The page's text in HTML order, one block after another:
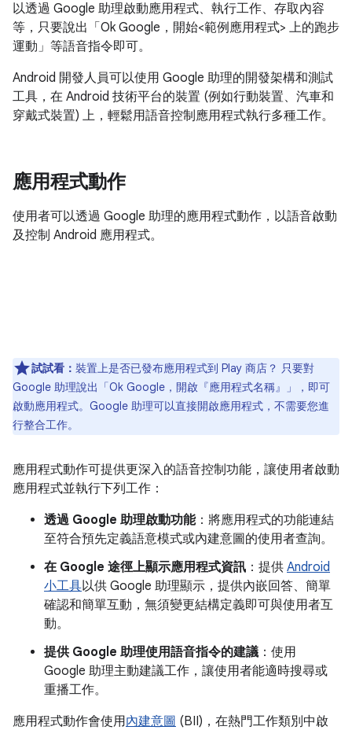
以透過 Google 助理啟動應用程式、執行工作、存取內容
等，只要說出「Ok Google，開始<範例應用程式> 上的跑步
運動」 等語音指令即可。
Android 開發人員可以使用 Google 助理的開發架構和測試
工具，在 Android 技術平台的裝置 (例如行動裝置、汽車和
穿戴式裝置) 上，輕鬆用語音控制應用程式執行多種工作。
應用程式動作
使用者可以透過 Google 助理的應用程式動作，以語音啟動
及控制 Android 應用程式。
試試看： 裝置上是否已發布應用程式到 Play 商店？ 只要對
Google 助理說出「Ok Google，開啟『應用程式名稱』」
，即可
啟動應用程式。Google 助理可以直接開啟應用程式，不需要您進
行整合工作。
應用程式動作可提供更深入的語音控制功能，讓使用者啟動
應用程式並執行下列工作：
透過 Google 助理啟動功能：將應用程式的功能連結
至符合預先定義語意模式或內建意圖的使用者查詢。
在 Google 途徑上顯示應用程式資訊 ：提供 Android
小工具以供 Google 助理顯示，提供內嵌回答、簡單
確認和簡單互動，無須變更結構定義即可與使用者互
動。
提供 Google 助理使用語音指令的建議 ：使用
Google 助理主動建議工作，讓使用者能適時搜尋或
重播工作。
應用程式動作會使用內建意圖 (BII)，在熱門工作類別中啟